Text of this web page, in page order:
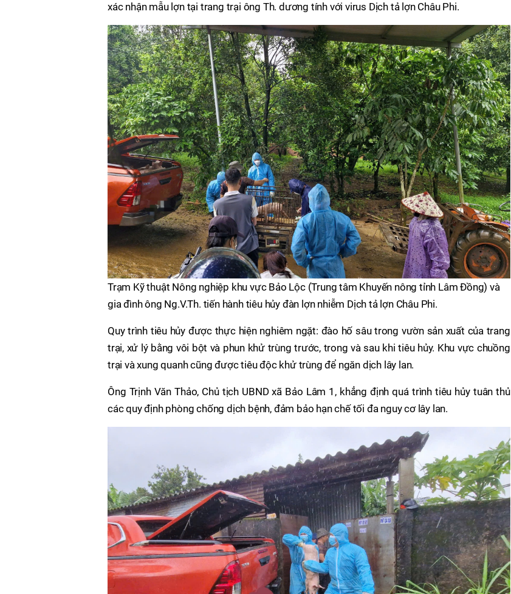
xác nhận mẫu lợn tại trang trại ông Th. dương tính với virus Dịch tả lợn Châu Phi.
Trạm Kỹ thuật Nông nghiệp khu vực Bảo Lộc (Trung tâm Khuyến nông tỉnh Lâm Đồng) và
gia đình ông Ng.V.Th. tiến hành tiêu hủy đàn lợn nhiễm Dịch tả lợn Châu Phi.
Quy trình tiêu hủy được thực hiện nghiêm ngặt: đào hố sâu trong vườn sản xuất của trang
trại, xử lý bằng vôi bột và phun khử trùng trước, trong và sau khi tiêu hủy. Khu vực chuồng
trại và xung quanh cũng được tiêu độc khử trùng để ngăn dịch lây lan.
Ông Trịnh Văn Thảo, Chủ tịch UBND xã Bảo Lâm 1, khẳng định quá trình tiêu hủy tuân thủ
các quy định phòng chống dịch bệnh, đảm bảo hạn chế tối đa nguy cơ lây lan.